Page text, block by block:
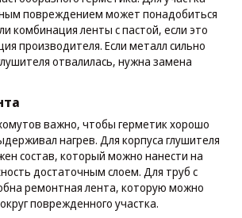
повреждением может понадобиться
комбинация ленты с пастой, если это
производителя. Если металл сильно
отвалилась, нужна замена
важно, чтобы герметик хорошо
нагрев. Для корпуса глушителя
состав, который можно нанести на
достаточным слоем. Для труб с
ремонтная лента, которую можно
поврежденного участка.